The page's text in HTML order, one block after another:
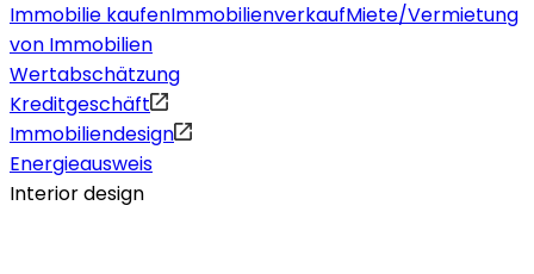
Immobilie kaufenImmobilienverkaufMiete/Vermietung
von Immobilien
Wertabschätzung
Kreditgeschäft
Immobiliendesign
Energieausweis
Interior design